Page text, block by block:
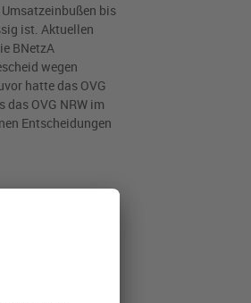
bis
ist. Aktuellen
BNetzA
wegen
hatte das OVG
das OVG NRW im
Entscheidungen
wie einer